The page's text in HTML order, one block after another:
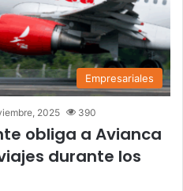
Empresariales
2025 390
obliga a Avianca
durante los